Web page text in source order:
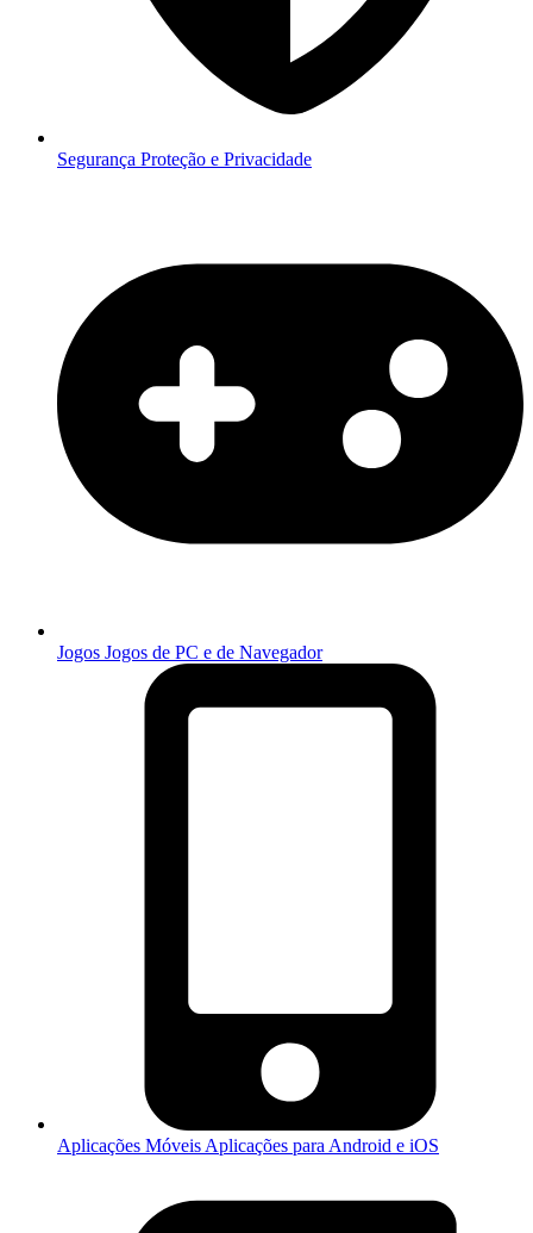
Segurança Proteção e Privacidade
Jogos Jogos de PC e de Navegador
Aplicações Móveis Aplicações para Android e iOS